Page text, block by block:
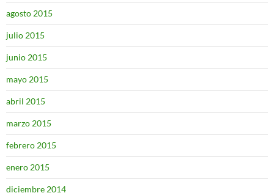
agosto 2015
julio 2015
junio 2015
mayo 2015
abril 2015
marzo 2015
febrero 2015
enero 2015
diciembre 2014